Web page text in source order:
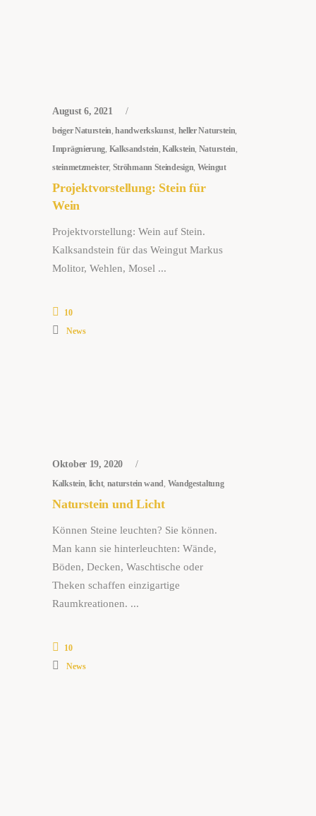
August 6, 2021
beiger Naturstein ,handwerkskunst heller Naturstein
Imprägnierung Kalksandstein ,Kalkstein Naturstein
steinmetzmeister, Ströhmann Steindesign Weingut
Projektvorstellung: Stein für
Wein
Projektvorstellung: Wein auf Stein.
Kalksandstein für das Weingut Markus
Molitor, Wehlen, Mosel
10
News
Oktober 19, 2020
Kalkstein licht, naturstein wand Wandgestaltung
Naturstein und Licht
Können Steine leuchten? Sie können.
Man kann sie hinterleuchten: Wände,
Böden, Decken, Waschtische oder
Theken schaffen einzigartige
Raumkreationen.
10
News